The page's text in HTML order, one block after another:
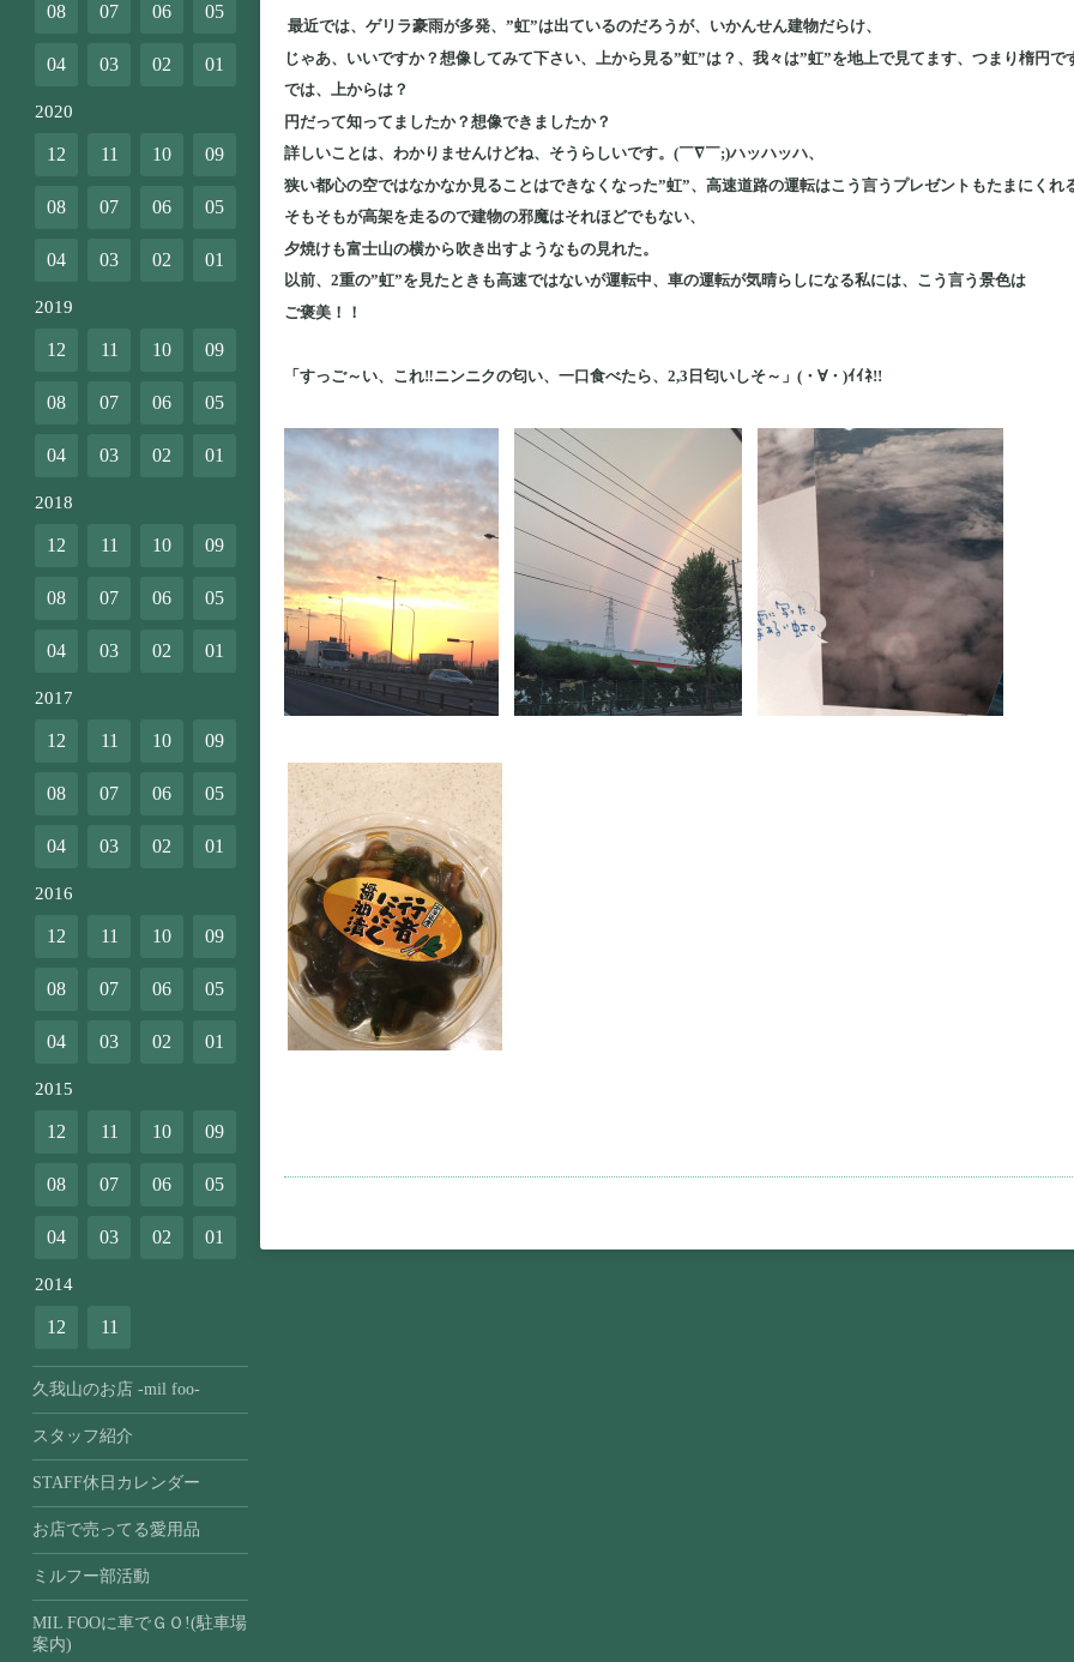
最近では、ゲリラ豪雨が多発、”虹”は出ているのだろうが、いかんせん建物だらけ、
じゃあ、いいですか？想像してみて下さい、上から見る”虹”は？、我々は”虹”を地上で見てます、つまり楕円で
では、上からは？
円だって知ってましたか？想像できましたか？
詳しいことは、わかりませんけどね、そうらしいです。(￣∇￣;)ハッハッハ、
狭い都心の空ではなかなか見ることはできなくなった”虹”、高速道路の運転はこう言うプレゼントもたまにくれ
そもそもが高架を走るので建物の邪魔はそれほどでもない、
夕焼けも富士山の横から吹き出すようなもの見れた。
以前、2重の”虹”を見たときも高速ではないが運転中、車の運転が気晴らしになる私には、こう言う景色は
ご褒美！！
「すっご～い、これ‼ニンニクの匂い、一口食べたら、2,3日匂いしそ～」(・∀・)ｲｲﾈ!!
08 07 06 05
04 03 02 01
2020
12 11 10 09
08 07 06 05
04 03 02 01
2019
12 11 10 09
08 07 06 05
04 03 02 01
2018
12 11 10 09
08 07 06 05
04 03 02 01
2017
12 11 10 09
08 07 06 05
04 03 02 01
2016
12 11 10 09
08 07 06 05
04 03 02 01
2015
12 11 10 09
08 07 06 05
04 03 02 01
2014
12 11
久我山のお店 -mil foo-
スタッフ紹介
STAFF休日カレンダー
お店で売ってる愛用品
ミルフー部活動
MIL FOOに車でＧＯ!(駐車場
案内)